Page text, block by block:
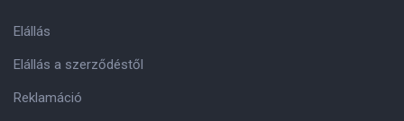
Elállás
Elállás a szerződéstől
Reklamáció